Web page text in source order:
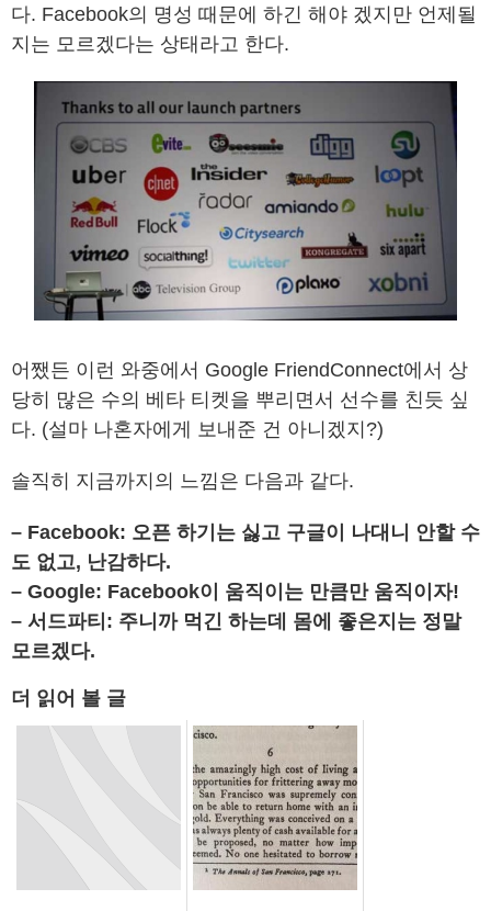
다. Facebook의 명성 때문에 하긴 해야 겠지만 언제될
지는 모르겠다는 상태라고 한다.
어쨌든 이런 와중에서 Google FriendConnect에서 상
당히 많은 수의 베타 티켓을 뿌리면서 선수를 친듯 싶
다. (설마 나혼자에게 보내준 건 아니겠지?)
솔직히 지금까지의 느낌은 다음과 같다.
– Facebook: 오픈 하기는 싫고 구글이 나대니 안할 수
도 없고, 난감하다.
– Google: Facebook이 움직이는 만큼만 움직이자!
– 서드파티: 주니까 먹긴 하는데 몸에 좋은지는 정말
모르겠다.
더 읽어 볼 글